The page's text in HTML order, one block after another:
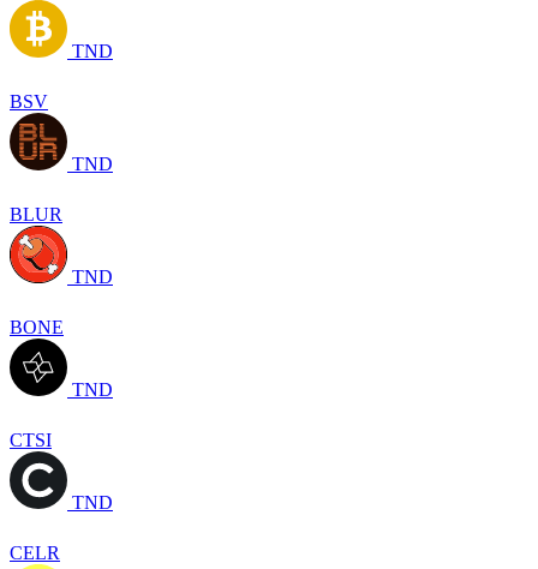
TND
BSV
TND
BLUR
TND
BONE
TND
CTSI
TND
CELR